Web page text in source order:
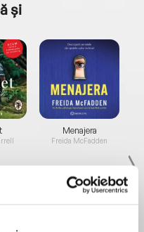
și
Menajera
Freida McFadden